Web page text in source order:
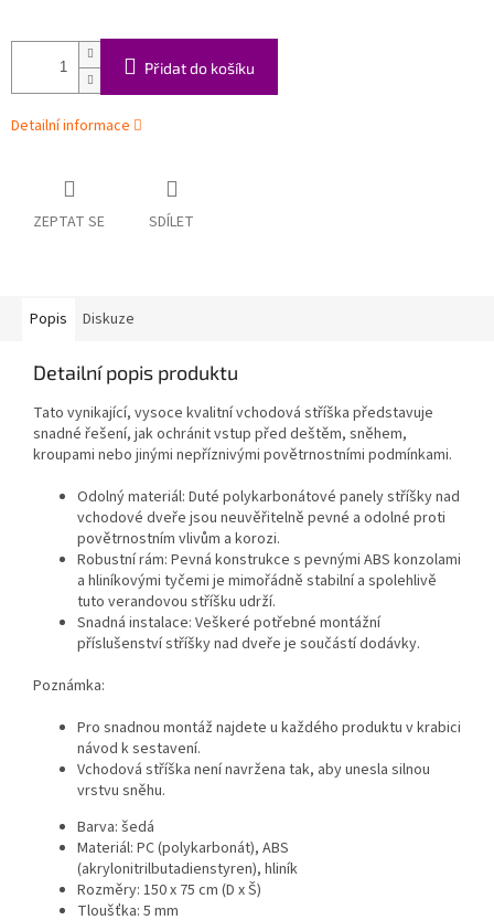
Přidat do košíku
Detailní informace
ZEPTAT SE SDÍLET
Popis Diskuze
Detailní popis produktu
Tato vynikající, vysoce kvalitní vchodová stříška představuje
snadné řešení, jak ochránit vstup před deštěm, sněhem,
kroupami nebo jinými nepříznivými povětrnostními podmínkami.
Odolný materiál: Duté polykarbonátové panely stříšky nad
vchodové dveře jsou neuvěřitelně pevné a odolné proti
povětrnostním vlivům a korozi.
Robustní rám: Pevná konstrukce s pevnými ABS konzolami
a hliníkovými tyčemi je mimořádně stabilní a spolehlivě
tuto verandovou stříšku udrží.
Snadná instalace: Veškeré potřebné montážní
příslušenství stříšky nad dveře je součástí dodávky.
Poznámka:
Pro snadnou montáž najdete u každého produktu v krabici
návod k sestavení.
Vchodová stříška není navržena tak, aby unesla silnou
vrstvu sněhu.
Barva: šedá
Materiál: PC (polykarbonát), ABS
(akrylonitrilbutadienstyren), hliník
Rozměry: 150 x 75 cm (D x Š)
Tloušťka: 5 mm